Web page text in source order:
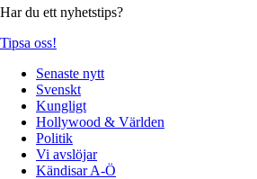
Har du ett nyhetstips?
Tipsa oss!
Senaste nytt
Svenskt
Kungligt
Hollywood & Världen
Politik
Vi avslöjar
Kändisar A-Ö